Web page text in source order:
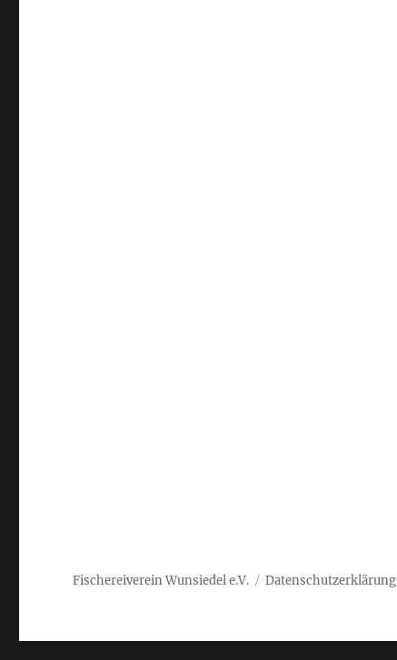
Fischereiverein Wunsiedel e.V. Datenschutzerklärung